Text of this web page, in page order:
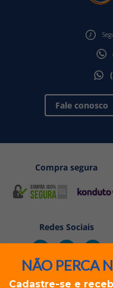
NÃO PERCA
Cadastre-se e
Fale conosco
Compra segura
Redes Sociais